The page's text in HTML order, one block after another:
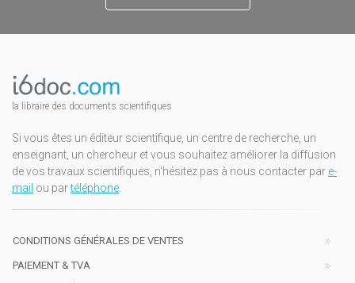
la libraire des documents scientifiques
Si vous êtes un éditeur scientifique, un centre de recherche, un
enseignant, un chercheur et vous souhaitez améliorer la diffusion
de vos travaux scientifiques, n'hésitez pas à nous contacter par e-
mail ou partéléphone.
CONDITIONS GÉNÉRALES DE VENTES
PAIEMENT & TVA